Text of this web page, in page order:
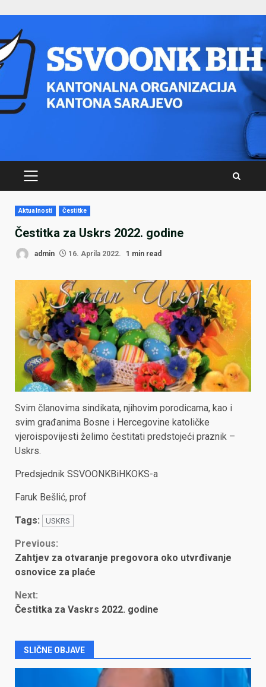
content
PRIMARY
Aktualnosti Čestitke
Čestitka za Uskrs 2022. godine
admin 16. Aprila 2022. 1 min read
Svim članovima sindikata, njihovim porodicama, kao i
svim građanima Bosne i Hercegovine katoličke
vjeroispovijesti želimo čestitati predstojeći praznik –
Uskrs.
Predsjednik SSVOONKBiHKOKS-a
Faruk Bešlić, prof
Tags: USKRS
Continue
Reading
Previous:
Zahtjev za otvaranje pregovora oko utvrđivanje
osnovice za plaće
Next:
Čestitka za Vaskrs 2022. godine
SLIČNE OBJAVE